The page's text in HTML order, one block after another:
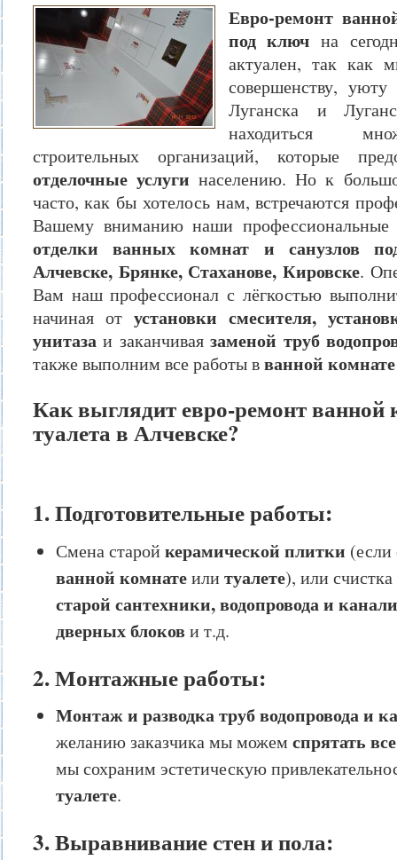
Евро-ремонт
под ключ на
актуален, так как
совершенству,
Луганска и
находиться
строительных организаций, которые
отделочные услуги населению. Но к
часто, как бы хотелось нам, встречаются
Вашему вниманию наши
отделки ванных комнат и санузлов
Алчевске, Брянке, Стаханове, Кировске.
Вам наш профессионал с лёгкостью
начиная от установки смесителя,
унитазаи заканчиваязаменой труб
также выполним все работы вванной
Как выглядит евро-ремонт ванной
туалета в Алчевске?
1. Подготовительные работы:
Смена старойкерамической плитки
ванной комнатеилитуалете), или
старой сантехники, водопровода и
дверных блокови т.д.
2. Монтажные работы:
Монтаж и разводка труб водопровода и
желанию заказчика мы можемспрятать
мы сохраним эстетическую
туалете.
3. Выравнивание стен и пола: